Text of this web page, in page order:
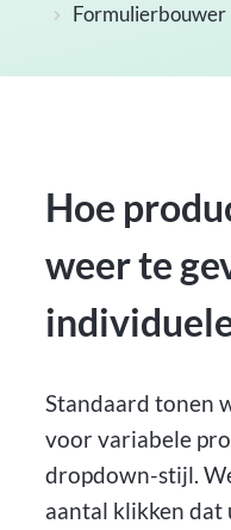
Formulierbouwer
Hoe
weer te
Standaard tonen
voor variabele
dropdown-stijl.
aantal klikken